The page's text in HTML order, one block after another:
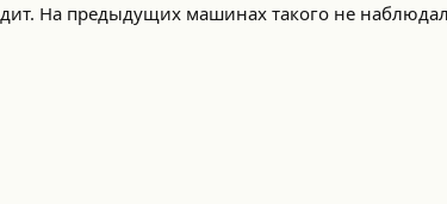
На предыдущих машинах такого не